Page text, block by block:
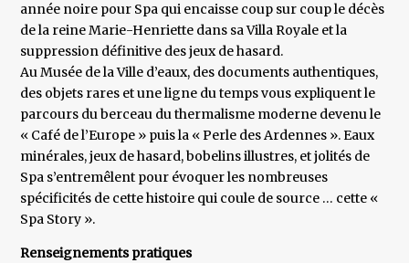
année noire pour Spa qui encaisse coup sur coup le décès
de la reine Marie-Henriette dans sa Villa Royale et la
suppression définitive des jeux de hasard.
Au Musée de la Ville d’eaux, des documents authentiques,
des objets rares et une ligne du temps vous expliquent le
parcours du berceau du thermalisme moderne devenu le
« Café de l’Europe » puis la « Perle des Ardennes ». Eaux
minérales, jeux de hasard, bobelins illustres, et jolités de
Spa s’entremêlent pour évoquer les nombreuses
spécificités de cette histoire qui coule de source … cette «
Spa Story ».
Renseignements pratiques